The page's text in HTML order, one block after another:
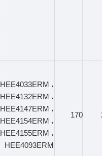
170
HEE4033ERM ،
HEE4132ERM ،
HEE4147ERM ،
HEE4154ERM ،
HEE4155ERM ،
HEE4093ERM